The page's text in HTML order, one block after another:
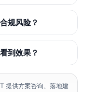
规风险？
到效果？
提供方案咨询、落地建